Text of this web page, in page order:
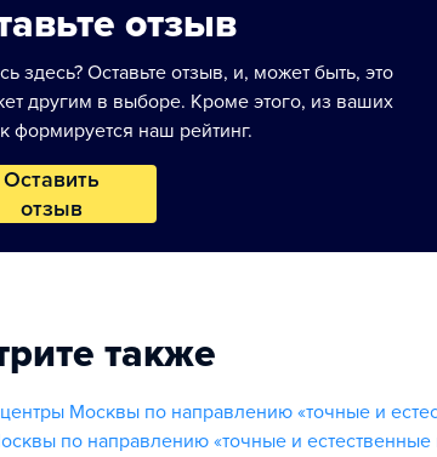
отзыв
здесь? Оставьте отзыв, и, может быть, это
другим в выборе. Кроме этого, из ваших
формируется наш рейтинг.
Оставить
отзыв
также
Москвы по направлению «точные и
по направлению «точные и естественные